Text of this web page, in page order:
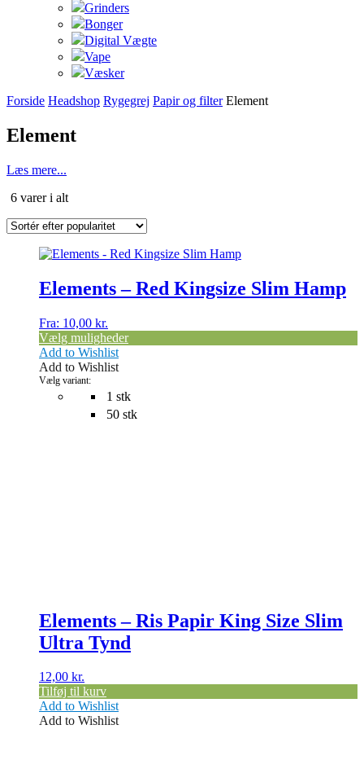
Grinders
Bonger
Digital Vægte
Vape
Væsker
Forside Headshop Rygegrej Papir og filter Element
Element
Læs mere...
6 varer i altSorteret
popularitet
Elements – Red Kingsize Slim Hamp
Fra: 10,00 kr.
1 stk
50 stk
Vælg variant:
Vælg muligheder
Dette
har
flere
Mulighederne
kan
vælges
på
varesiden
Add to Wishlist
Add to Wishlist
Elements – Ris Papir King Size Slim
Ultra Tynd
12,00 kr.
Tilføj til kurv
Add to Wishlist
Add to Wishlist